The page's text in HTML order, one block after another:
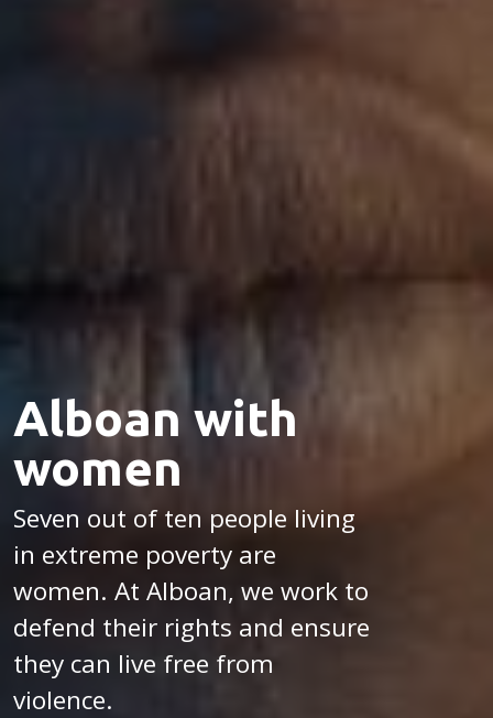
Alboan with
women
Seven out of ten people living
in extreme poverty are
women. At Alboan, we work to
defend their rights and ensure
they can live free from
violence.